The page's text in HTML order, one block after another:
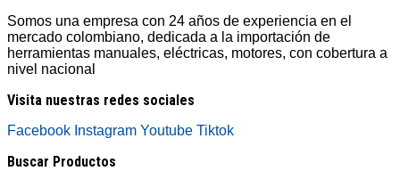
Somos una empresa con 24 años de experiencia en el
mercado colombiano, dedicada a la importación de
herramientas manuales, eléctricas, motores, con cobertura a
nivel nacional
Visita nuestras redes sociales
Facebook Instagram Youtube Tiktok
Buscar Productos